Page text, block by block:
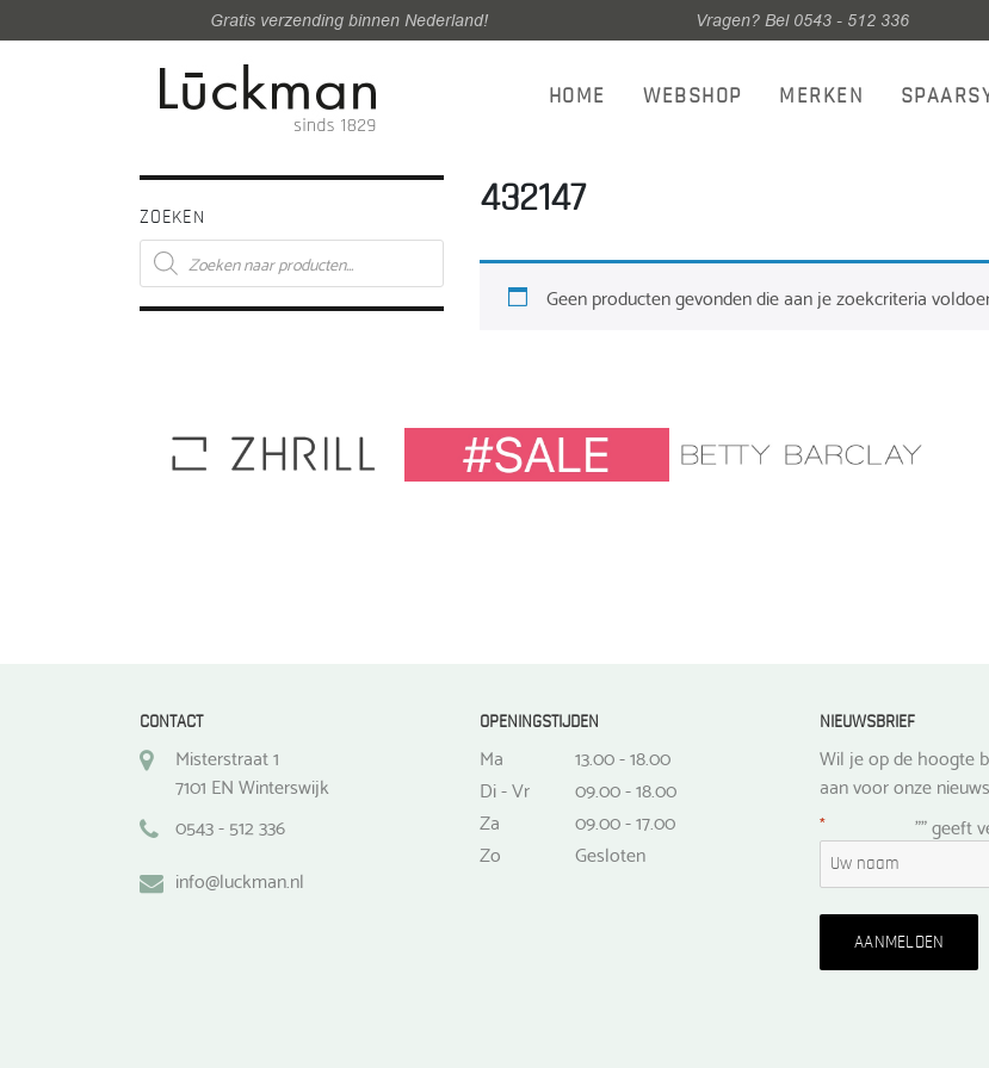
Gratis verzending binnen Nederland! Vragen? Bel 0543 - 512 336
HOME WEBSHOP MERKEN
ZOEKEN
Producten
zoeken
432147
Geen producten gevonden die aan je zoekcriteria
CONTACT
Misterstraat 1
7101 EN Winterswijk
0543 - 512 336
info@luckman.nl
OPENINGSTIJDEN
Ma
13.00 - 18.00
Di - Vr
09.00 - 18.00
Za
09.00 - 17.00
Zo
Gesloten
NIEUWSBRIEF
Wil je op de hoogte
aan voor onze
"
* " geeft